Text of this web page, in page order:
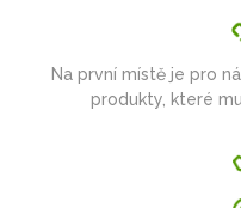
Na první místě je pro
produkty, které